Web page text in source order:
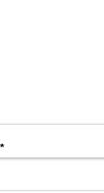
*